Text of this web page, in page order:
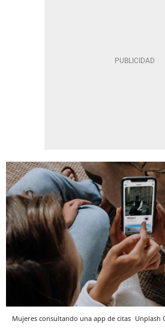
Mujeres consultando una app de citas Unplash